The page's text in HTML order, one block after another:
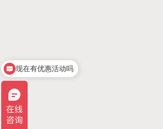
现在有优惠活动吗